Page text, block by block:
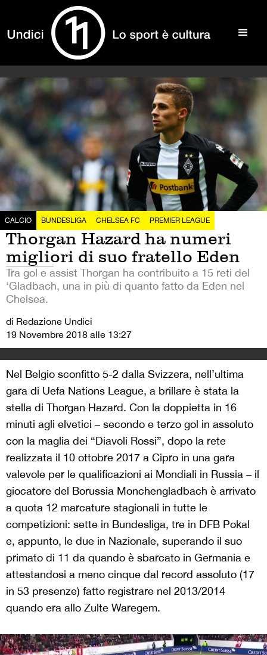
CALCIO BUNDESLIGA CHELSEA FC PREMIER LEAGUE
Thorgan Hazard ha numeri
migliori di suo fratello Eden
Tra gol e assist Thorgan ha contribuito a 15 reti del
‘Gladbach, una in più di quanto fatto da Eden nel
Chelsea.
di Redazione Undici
19 Novembre 2018 alle 13:27
Nel Belgio sconfitto 5-2 dalla Svizzera, nell’ultima
gara di Uefa Nations League, a brillare è stata la
stella di Thorgan Hazard. Con la doppietta in 16
minuti agli elvetici – secondo e terzo gol in assoluto
con la maglia dei “Diavoli Rossi”, dopo la rete
realizzata il 10 ottobre 2017 a Cipro in una gara
valevole per le qualificazioni ai Mondiali in Russia – il
giocatore del Borussia Monchengladbach è arrivato
a quota 12 marcature stagionali in tutte le
competizioni: sette in Bundesliga, tre in DFB Pokal
e, appunto, le due in Nazionale, superando il suo
primato di 11 da quando è sbarcato in Germania e
attestandosi a meno cinque dal record assoluto (17
in 53 presenze) fatto registrare nel 2013/2014
quando era allo Zulte Waregem.